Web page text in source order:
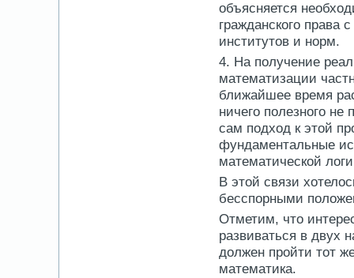
объясняется
гражданского права
институтов и норм.
4. На получение
математизации
ближайшее время
ничего полезного не
сам подход к этой
фундаментальные
математической
В этой связи
бесспорными
Отметим, что
развиваться в двух
должен пройти тот
математика.